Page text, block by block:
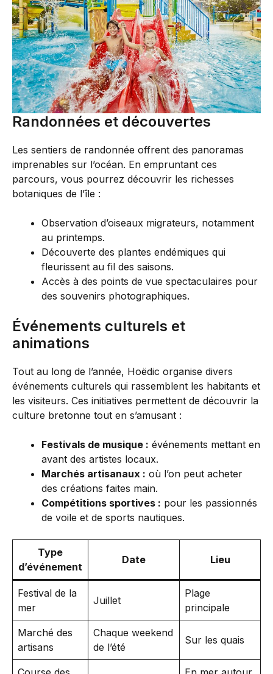
Randonnées et découvertes
Les sentiers de randonnée offrent des panoramas
imprenables sur l’océan. En empruntant ces
parcours, vous pourrez découvrir les richesses
botaniques de l’île :
Observation d’oiseaux migrateurs, notamment
au printemps.
Découverte des plantes endémiques qui
fleurissent au fil des saisons.
Accès à des points de vue spectaculaires pour
des souvenirs photographiques.
Événements culturels et
animations
Tout au long de l’année, Hoëdic organise divers
événements culturels qui rassemblent les habitants et
les visiteurs. Ces initiatives permettent de découvrir la
culture bretonne tout en s’amusant :
Festivals de musique : événements mettant en
avant des artistes locaux.
Marchés artisanaux : où l’on peut acheter
des créations faites main.
Compétitions sportives : pour les passionnés
de voile et de sports nautiques.
Type
d’événement
Date Lieu
Festival de la
mer
Juillet
Plage
principale
Marché des
artisans
Chaque weekend
de l’été
Sur les quais